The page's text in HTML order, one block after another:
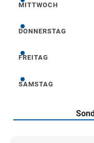
Mittwoch
MITTWOCH
Donnerstag
DONNERSTAG
Freitag
FREITAG
Samstag
SAMSTAG